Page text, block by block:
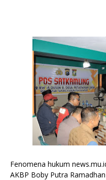
Fenomena hukum
AKBP Boby Putra